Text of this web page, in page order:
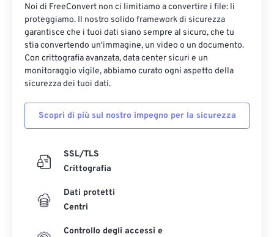
Noi di FreeConvert non ci limitiamo a convertire i file: li
proteggiamo. Il nostro solido framework di sicurezza
garantisce che i tuoi dati siano sempre al sicuro, che tu
stia convertendo un'immagine, un video o un documento.
Con crittografia avanzata, data center sicuri e un
monitoraggio vigile, abbiamo curato ogni aspetto della
sicurezza dei tuoi dati.
Scopri di più sul nostro impegno per la sicurezza
SSL/TLS
Crittografia
Dati protetti
Centri
Controllo degli accessi e